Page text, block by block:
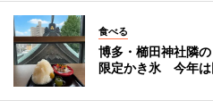
食べる
博多・櫛田神社隣
限定かき氷 今年は